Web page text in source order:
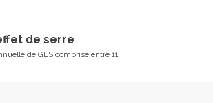
de serre
de GES comprise entre 11